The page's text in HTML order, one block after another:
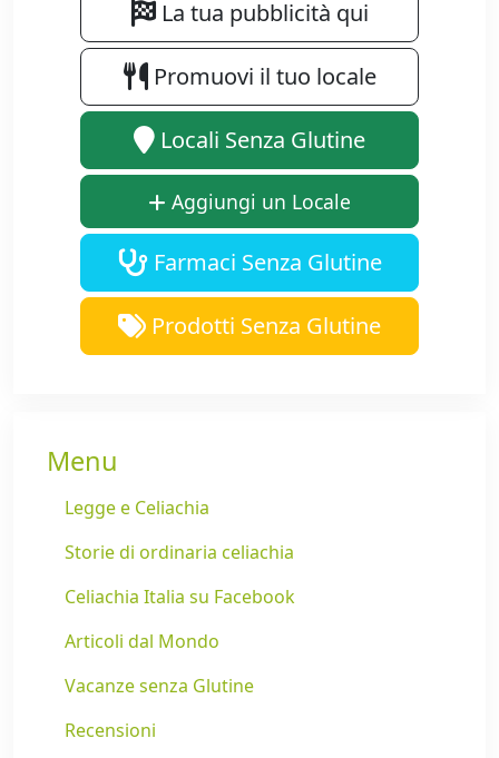
La tua pubblicità qui
Promuovi il tuo locale
Locali Senza Glutine
Aggiungi un Locale
Farmaci Senza Glutine
Prodotti Senza Glutine
Menu
Legge e Celiachia
Storie di ordinaria celiachia
Celiachia Italia su Facebook
Articoli dal Mondo
Vacanze senza Glutine
Recensioni